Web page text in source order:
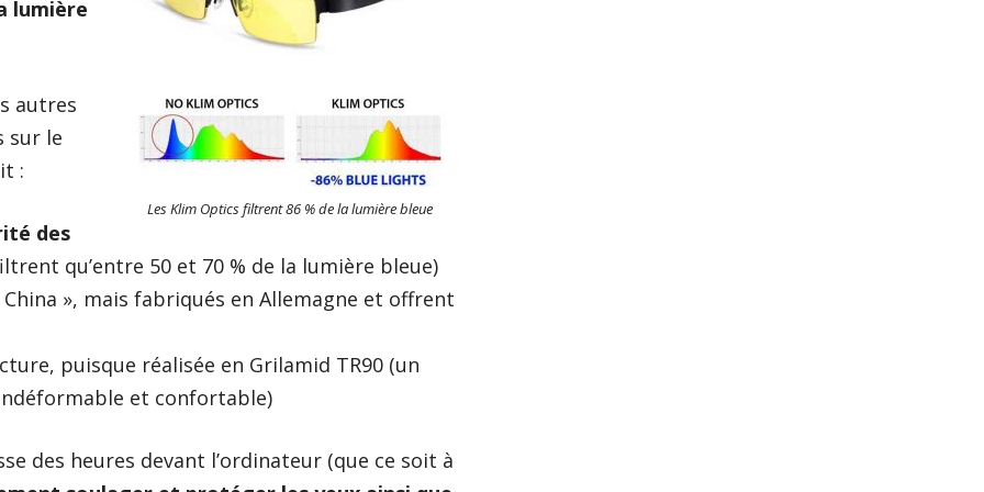
Les Klim Optics filtrent 86 % de la lumière bleue
lumière
autres
sur le
:
des
qu’entre 50 et 70 % de la lumière bleue)
», mais fabriqués en Allemagne et offrent
puisque réalisée en Grilamid TR90 (un
et confortable)
des heures devant l’ordinateur (que ce soit à